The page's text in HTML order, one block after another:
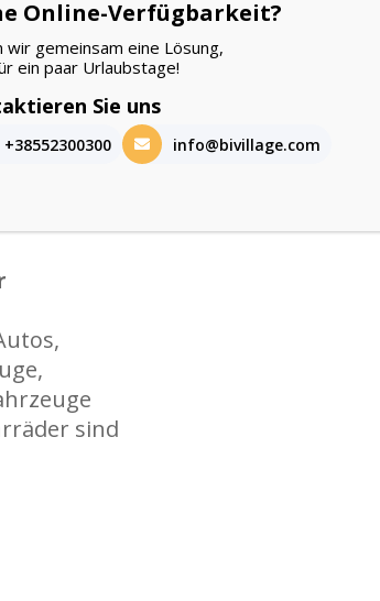
rund
sind
Online-Verfügbarkeit?
wir gemeinsam eine Lösung,
ein paar Urlaubstage!
Sie uns
+38552300300 info@bivillage.com